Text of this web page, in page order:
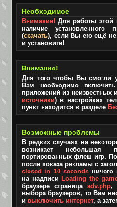
Необходимое
Внимание! Для работы этой
наличие установленного
(скачать), если Вы его ещё не
и установите!
Внимание!
Для того чтобы Вы смогли
Вам необходимо включить
приложений из неизвестных
источники) в настройках
пункт находится в разделе
Возможные проблемы
В редких случаях на
возникает небольшая
портированных флеш игр.
после показа рекламы с
closed in 10 seconds ничего
на надписи Loading the
браузере страница adv.php,
выбора браузеров, то Вам
и выключить интернет, а